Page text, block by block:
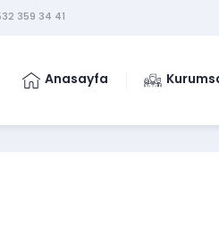
359 34 41
Anasayfa